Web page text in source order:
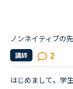
講師 2